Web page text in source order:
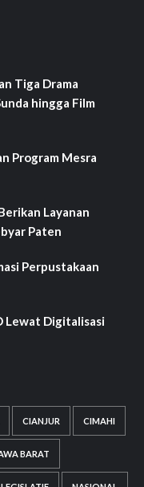
Tiga Drama
hingga Film
Program Mesra
Layanan
Paten
Perpustakaan
Lewat Digitalisasi
CIANJUR CIMAHI
BARAT